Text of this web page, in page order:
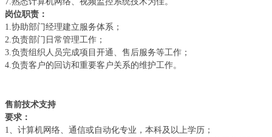
岗位职责：
1.协助部门经理建立服务体系；
2.负责部门日常管理工作；
3.负责组织人员完成项目开通、售后服务等工作；
4.负责客户的回访和重要客户关系的维护工作。
售前技术支持
要求：
1、计算机网络、通信或自动化专业，本科及以上学历；